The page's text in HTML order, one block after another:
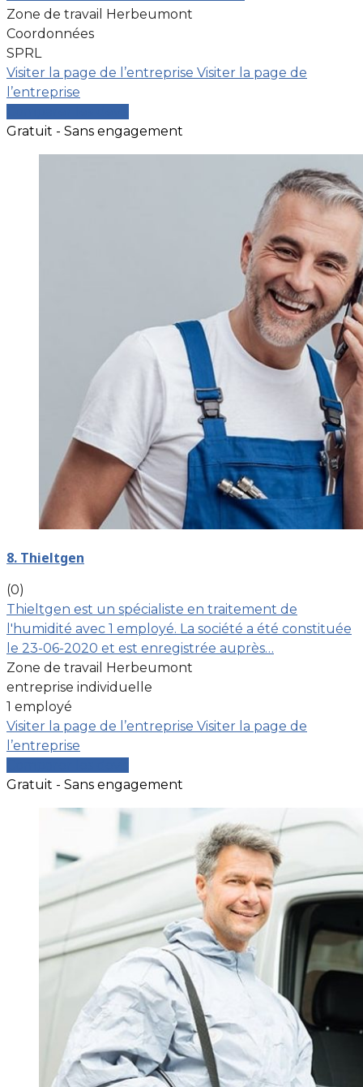
Zone de travail Herbeumont
Coordonnées
SPRL
Visiter la page de l’entreprise Visiter la page de
l’entreprise
Gratuit - Sans engagement
8. Thieltgen
(0)
Thieltgen est un spécialiste en traitement de
l'humidité avec 1 employé. La société a été constituée
le 23-06-2020 et est enregistrée auprès…
Zone de travail Herbeumont
entreprise individuelle
1 employé
Visiter la page de l’entreprise Visiter la page de
l’entreprise
Gratuit - Sans engagement